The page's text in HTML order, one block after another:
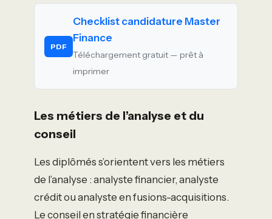
PDF
Checklist candidature Master
Finance
Téléchargement gratuit — prêt à
imprimer
Les métiers de l’analyse et du
conseil
Les diplômés s’orientent vers les métiers
de l’analyse : analyste financier, analyste
crédit ou analyste en fusions-acquisitions.
Le conseil en stratégie financière